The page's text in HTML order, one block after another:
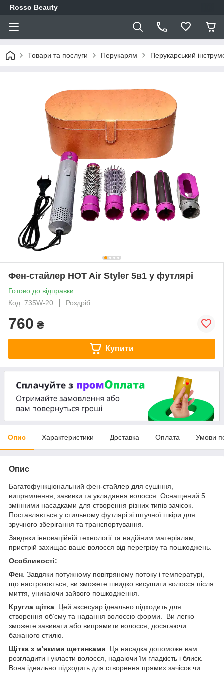
Rosso Beauty
Товари та послуги Перукарям Перукарський
Фен-стайлер HOT Air Styler 5в1 у футлярі
Готово до відправки
Код: 735W-20
Роздріб
760 ₴
Купити
Опис Характеристики Доставка Оплата Умови
Опис
Багатофункціональний фен-стайлер для сушіння,
випрямлення, завивки та укладання волосся. Оснащений 5
змінними насадками для створення різних типів зачісок.
Поставляється у стильному футлярі зі штучної шкіри для
зручного зберігання та транспортування.
Завдяки інноваційній технології та надійним матеріалам,
пристрій захищає ваше волосся від перегріву та пошкоджень.
Особливості:
Фен. Завдяки потужному повітряному потоку і температурі,
що настроюється, ви зможете швидко висушити волосся після
миття, уникаючи зайвого пошкодження.
Кругла щітка. Цей аксесуар ідеально підходить для
створення об’єму та надання волоссю форми. Ви легко
зможете завивати або випрямити волосся, досягаючи
бажаного стилю.
Щітка з м’якими щетинками. Ця насадка допоможе вам
розгладити і укласти волосся, надаючи їм гладкість і блиск.
Вона ідеально підходить для створення прямих зачісок чи